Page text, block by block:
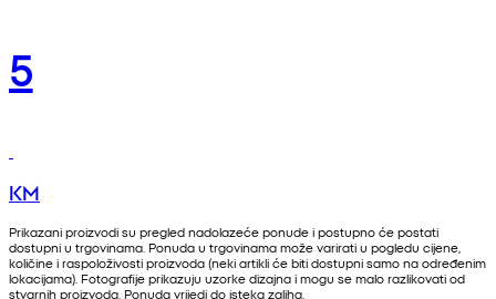
5
KM
Prikazani proizvodi su pregled nadolazeće ponude i postupno će postati
dostupni u trgovinama. Ponuda u trgovinama može varirati u pogledu cijene,
količine i raspoloživosti proizvoda (neki artikli će biti dostupni samo na određenim
lokacijama). Fotografije prikazuju uzorke dizajna i mogu se malo razlikovati od
stvarnih proizvoda. Ponuda vrijedi do isteka zaliha.